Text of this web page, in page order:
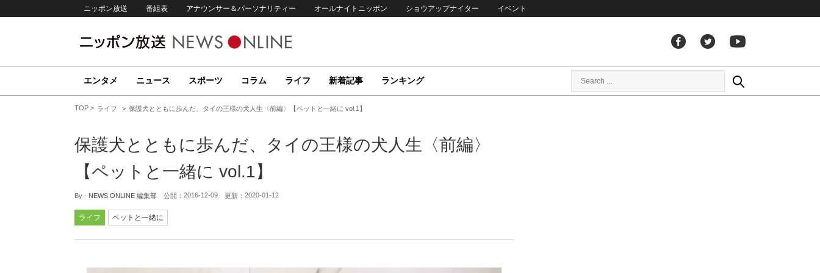
ニッポン放送 番組表 アナウンサー＆パーソナリティー オールナイトニッポン ショウアップナイター イベント
エンタメ ニュース スポーツ コラム ライフ 新着記事 ランキング
TOP ライフ 保護犬とともに歩んだ、タイの王様の犬人生〈前編〉【ペットと一緒に vol.1】
保護犬とともに歩んだ、タイの王様の犬人生〈前編〉
【ペットと一緒に vol.1】
By - NEWS ONLINE 編集部 公開： 2016-12-09 更新： 2020-01-12
ライフ ペットと一緒に